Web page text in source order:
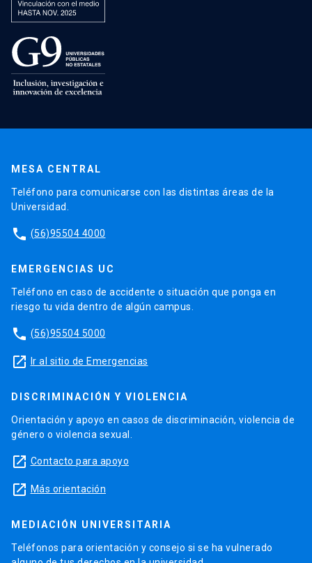
MESA CENTRAL
Teléfono para comunicarse con las distintas áreas de la
Universidad.
phone (56)95504 4000
EMERGENCIAS UC
Teléfono en caso de accidente o situación que ponga en
riesgo tu vida dentro de algún campus.
phone (56)95504 5000
launch Ir al sitio de Emergencias
DISCRIMINACIÓN Y VIOLENCIA
Orientación y apoyo en casos de discriminación, violencia de
género o violencia sexual.
launch Contacto para apoyo
launch Más orientación
MEDIACIÓN UNIVERSITARIA
Teléfonos para orientación y consejo si se ha vulnerado